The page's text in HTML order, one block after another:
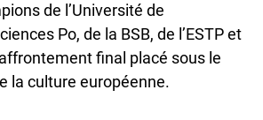
de l’Université de
Po, de la BSB, de l’ESTP et
affrontement final placé sous le
la culture européenne.